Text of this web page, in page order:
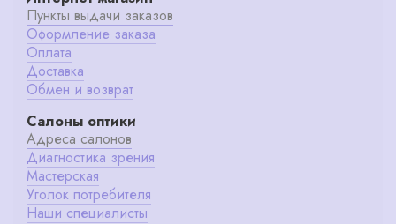
Пункты выдачи заказов
Оформление заказа
Оплата
Доставка
Обмен и возврат
Салоны оптики
Адреса салонов
Диагностика зрения
Мастерская
Уголок потребителя
Наши специалисты